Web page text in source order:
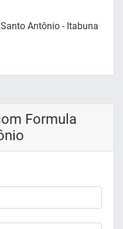
Antônio - Itabuna
Formula